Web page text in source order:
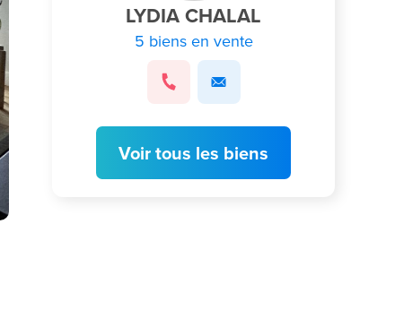
LYDIA CHALAL
5 biens en vente
Voir tous les biens